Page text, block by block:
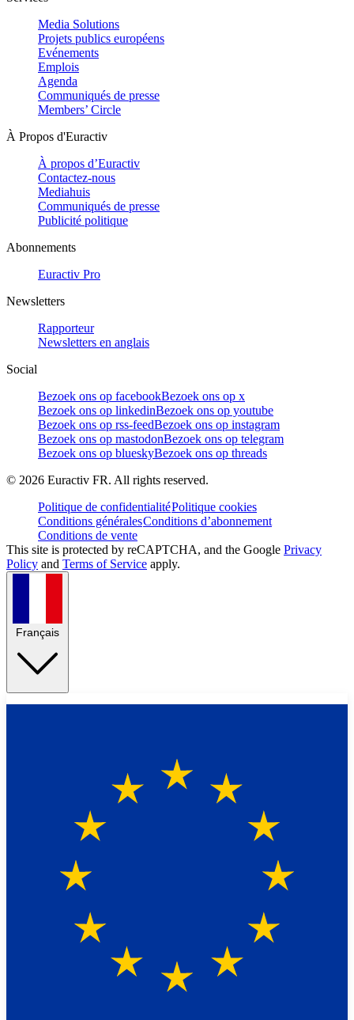
Media Solutions
Projets publics européens
Evénements
Emplois
Agenda
Communiqués de presse
Members’ Circle
À Propos d'Euractiv
À propos d’Euractiv
Contactez-nous
Mediahuis
Communiqués de presse
Publicité politique
Abonnements
Euractiv Pro
Newsletters
Rapporteur
Newsletters en anglais
Social
Bezoek ons op facebookBezoek ons op x
Bezoek ons op linkedinBezoek ons op youtube
Bezoek ons op rss-feedBezoek ons op instagram
Bezoek ons op mastodonBezoek ons op telegram
Bezoek ons op blueskyBezoek ons op threads
© 2026 Euractiv FR. All rights reserved.
Politique de confidentialitéPolitique cookies
Conditions généralesConditions d’abonnement
Conditions de vente
This site is protected by reCAPTCHA, and the Google Privacy
Policy and Terms of Service apply.
Français